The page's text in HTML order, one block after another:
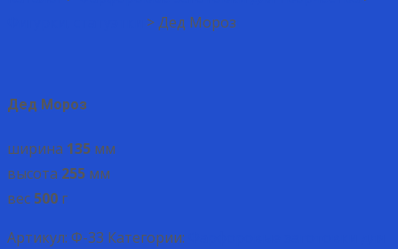
>Дед Мороз
Дед Мороз
ширина 135 мм
высота 255 мм
вес 500 г
Артикул: Ф-33 Категории: